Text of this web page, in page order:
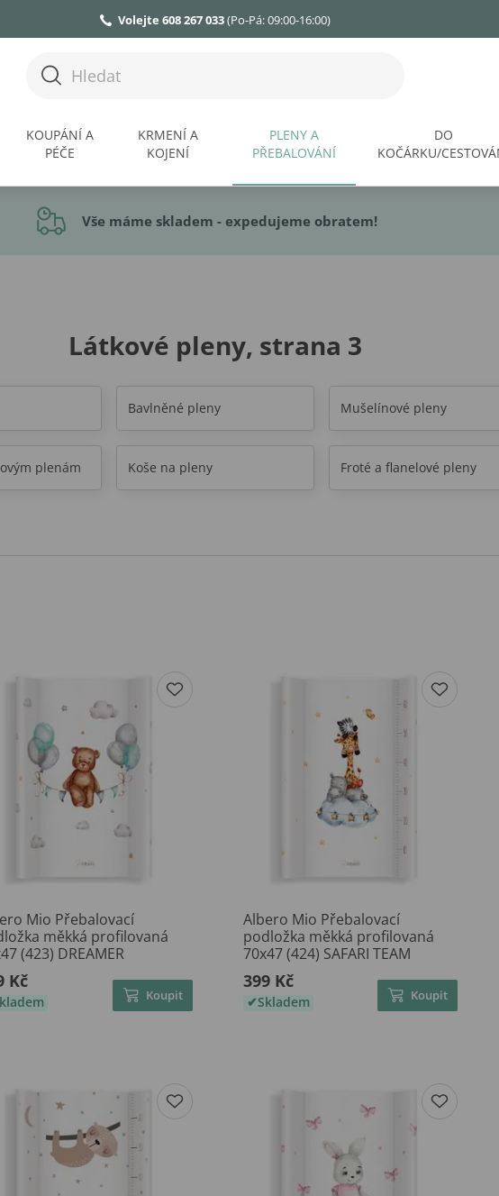
Volejte 608 267 033(Po-Pá: 09:00-16:00)
KOUPÁNÍ A
PÉČE
KRMENÍ A
KOJENÍ
PLENY A
PŘEBALOVÁNÍ
DO
KOČÁRKU/
Vše máme skladem - expedujeme obratem!
Látkové pleny, strana 3
Bavlněné pleny Mušelínové pleny
plenám Koše na pleny Froté a flanelové pleny
Mio Přebalovací
měkká profilovaná
(423) DREAMER
Kč
Koupit
Albero Mio Přebalovací
podložka měkká profilovaná
70x47 (424) SAFARI TEAM
399 Kč
Skladem Koupit